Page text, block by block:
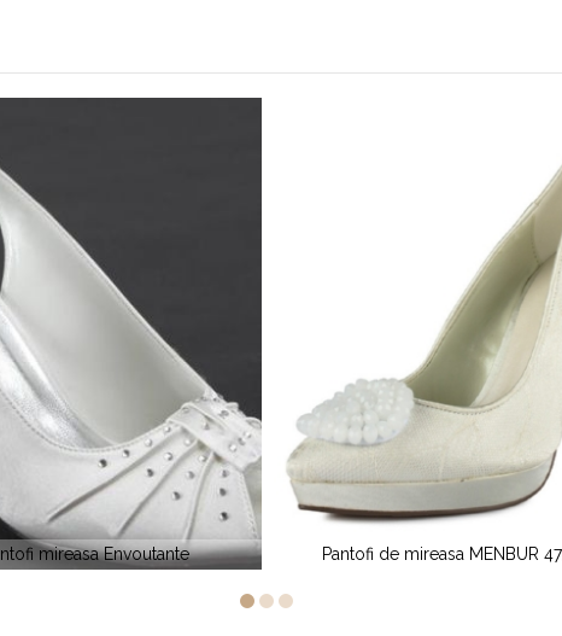
Pantofi de mireasa MENBUR 4753 Pantofi